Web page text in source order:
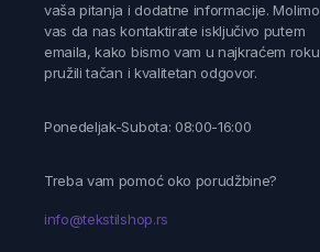
vaša pitanja i dodatne informacije. Molimo
vas da nas kontaktirate isključivo putem
emaila, kako bismo vam u najkraćem roku
pružili tačan i kvalitetan odgovor.
Ponedeljak-Subota: 08:00-16:00
Treba vam pomoć oko porudžbine?
info@tekstilshop.rs